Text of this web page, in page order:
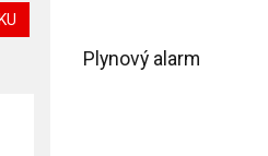
Plynový alarm